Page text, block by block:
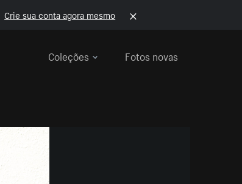
Crie sua conta agora mesmo
Coleções
Fotos novas